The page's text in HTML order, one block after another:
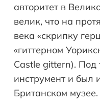
авторитет в
велик, что на
века «скрипку
«гиттерном
Castle gittern). Под
инструмент и был
Британском музее.